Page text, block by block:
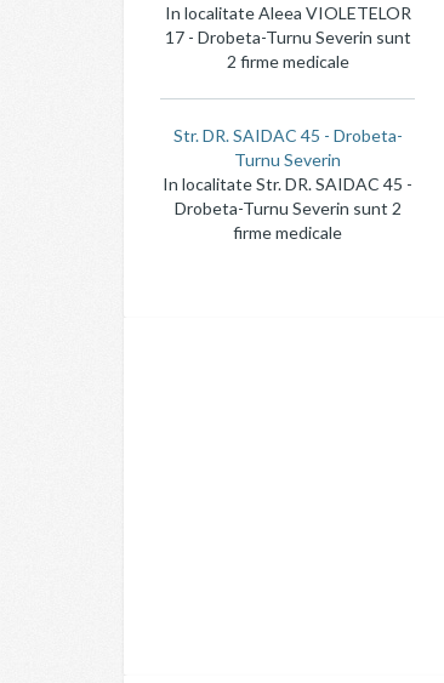
In localitate Aleea VIOLETELOR
17 - Drobeta-Turnu Severin sunt
2 firme medicale
Str. DR. SAIDAC 45 - Drobeta-
Turnu Severin
In localitate Str. DR. SAIDAC 45 -
Drobeta-Turnu Severin sunt 2
firme medicale